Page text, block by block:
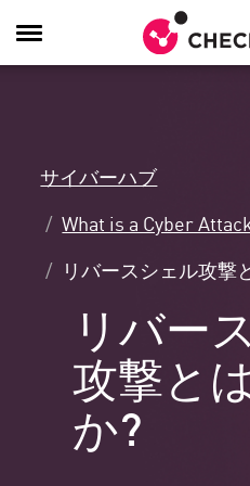
Toggle
Navigation
サイバーハブ
What is a Cyber
リバースシェル攻撃
リバー
攻撃と
か?